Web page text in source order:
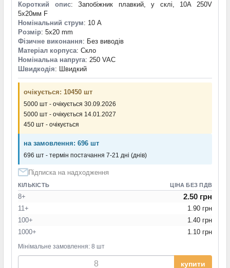
Короткий опис: Запобіжник плавкий, у склі, 10A 250V
5х20мм F
Номінальний струм: 10 А
Розмір: 5x20 mm
Фізичне виконання: Без виводів
Матеріал корпуса: Скло
Номінальна напруга: 250 VAC
Швидкодія: Швидкий
очікується: 10450 шт
5000 шт - очікується 30.09.2026
5000 шт - очікується 14.01.2027
450 шт - очікується
на замовлення: 696 шт
696 шт - термін постачання 7-21 дні (днів)
Підписка на надходження
КІЛЬКІСТЬ ЦІНА БЕЗ ПДВ
8+ 2.50 грн
11+
1.90 грн
100+
1.40 грн
1000+
1.10 грн
Мінімальне замовлення: 8 шт
купити